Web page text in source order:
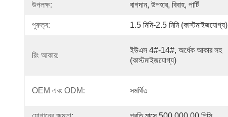
উপলক্ষ: বাগদান, উপহার, বিবাহ, পার্টি
পুরুত্ব: 1.5 মিমি-2.5 মিমি (কাস্টমাইজযোগ্য)
রিং আকার:
ইউএস 4#-14#, অর্ধেক আকার সহ
(কাস্টমাইজযোগ্য)
OEM এবং ODM: সমর্থিত